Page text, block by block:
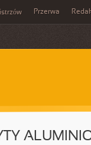
Przerwa